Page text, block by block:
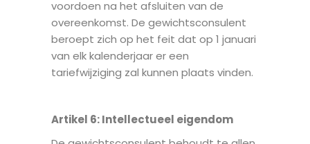
voordoen na het afsluiten van de
overeenkomst. De gewichtsconsulent
beroept zich op het feit dat op 1 januari
van elk kalenderjaar er een
tariefwijziging zal kunnen plaats vinden.
Artikel 6: Intellectueel eigendom